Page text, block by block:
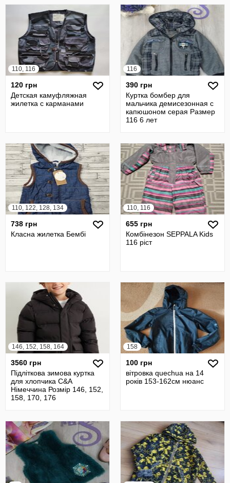
110, 116
120 грн
Детская камуфляжная
жилетка с карманами
116
390 грн
Куртка бомбер для
мальчика демисезонная с
капюшоном серая Размер
116 6 лет
110, 122, 128, 134
738 грн
Класна жилетка Бембі
110, 116
655 грн
Комбінезон SEPPALA Kids
116 ріст
146, 152, 158, 164
3560 грн
Підліткова зимова куртка
для хлопчика C&A
Німеччина Розмір 146, 152,
158, 170, 176
158
100 грн
вітровка quechua на 14
років 153-162см нюанс